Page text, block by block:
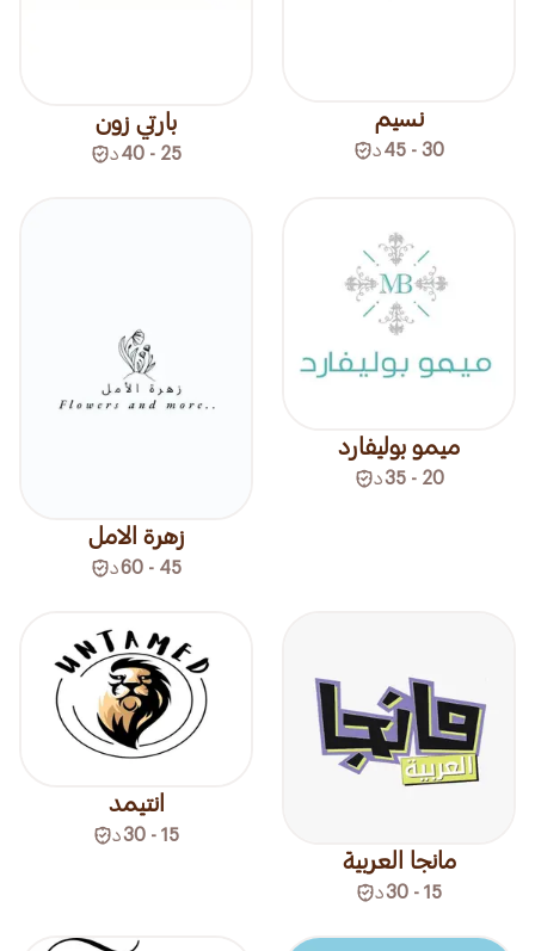
نسيم
30 - 45 د
بارتي زون
25 - 40 د
ميمو بوليفارد
20 - 35 د
زهرة الامل
45 - 60 د
مانجا العربية
15 - 30 د
انتيمد
15 - 30 د